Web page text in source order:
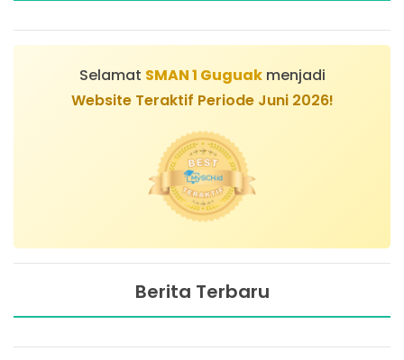
Selamat SMAN 1 Guguakmenjadi
Website Teraktif Periode Juni 2026!
Berita Terbaru